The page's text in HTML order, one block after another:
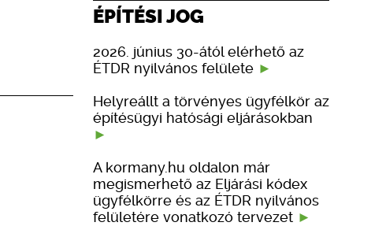
ÉPÍTÉSI JOG
2026. június 30-ától elérhető az
ÉTDR nyilvános felülete
Helyreállt a törvényes ügyfélkör az
építésügyi hatósági eljárásokban
A kormany.hu oldalon már
megismerhető az Eljárási kódex
ügyfélkörre és az ÉTDR nyilvános
felületére vonatkozó tervezet